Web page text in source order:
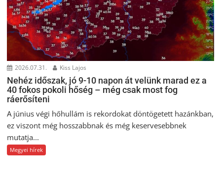
2026.07.31. Kiss Lajos
Nehéz időszak, jó 9-10 napon át velünk marad ez a
40 fokos pokoli hőség – még csak most fog
ráerősíteni
A június végi hőhullám is rekordokat döntögetett hazánkban,
ez viszont még hosszabbnak és még keservesebbnek
mutatja...
Megyei hírek